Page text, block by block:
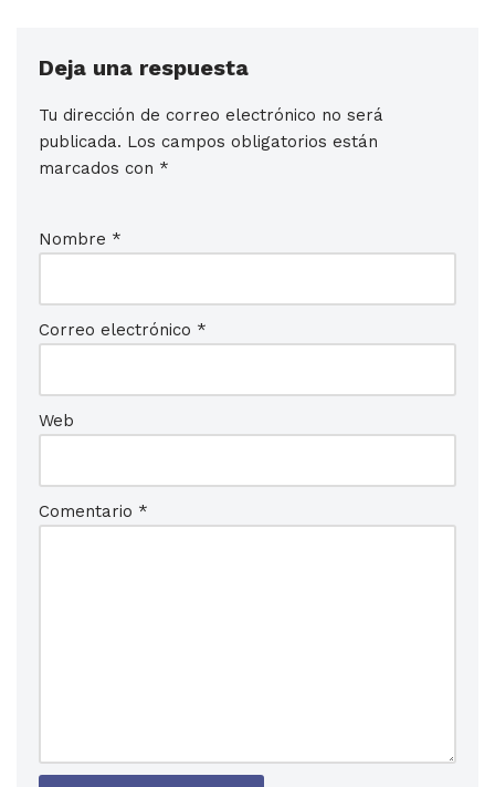
Deja una respuesta
Tu dirección de correo electrónico no será
publicada. Los campos obligatorios están
marcados con *
Nombre *
Correo electrónico *
Web
Comentario *